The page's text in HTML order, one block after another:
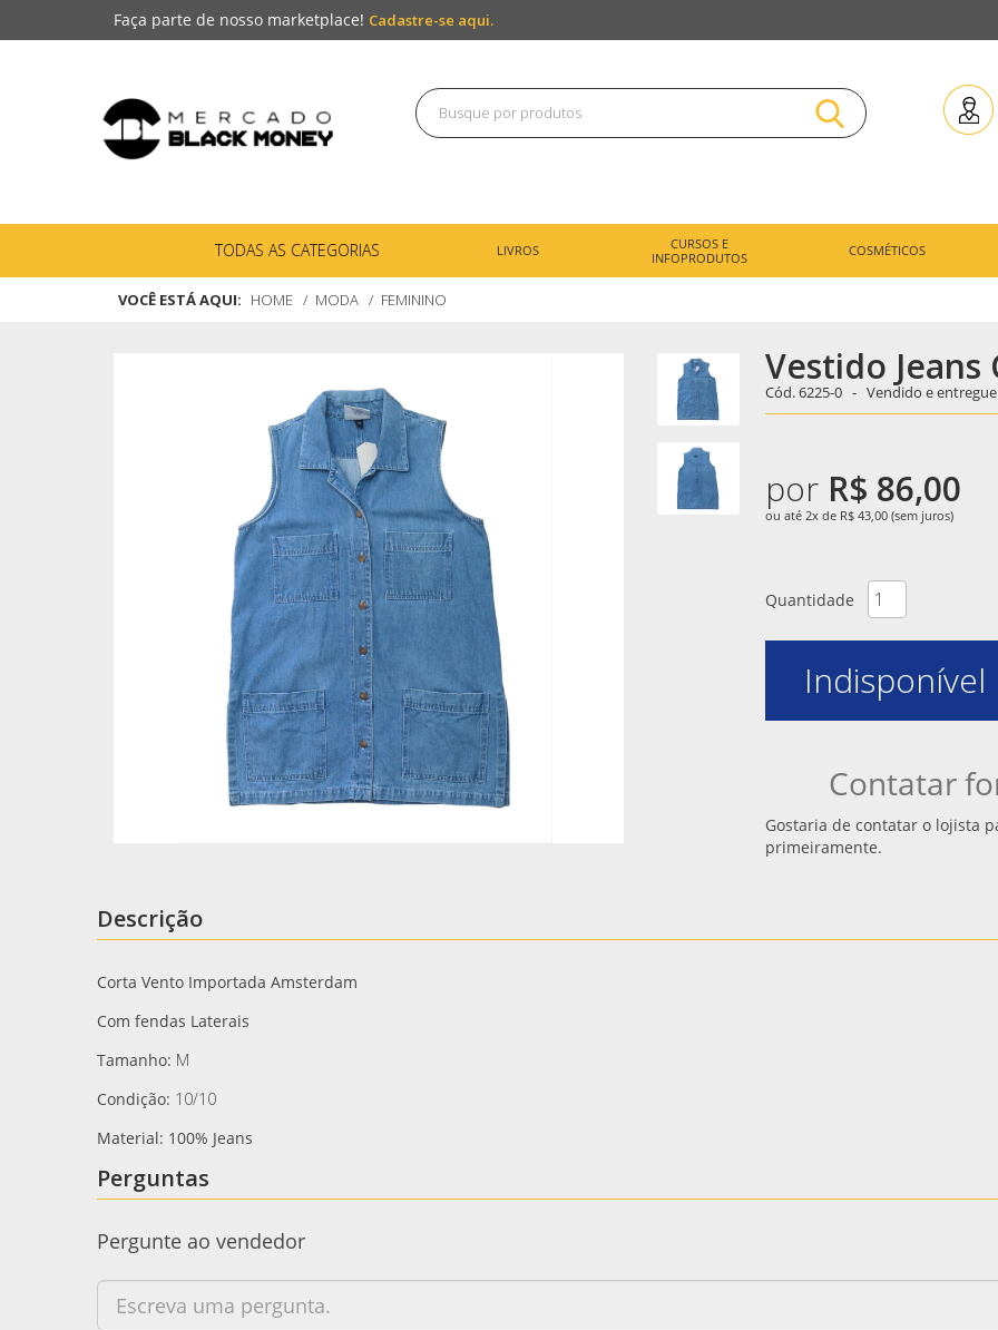
Faça parte de nosso marketplace! Cadastre-se aqui.
TODAS AS CATEGORIAS LIVROS
CURSOS E
INFOPRODUTOS
COSMÉTICOS
VOCÊ ESTÁ AQUI: HOME MODA FEMININO
Vestido Jeans
Cód.6225-0 - Vendido e
por R$ 86,00
ou até 2x de R$ 43,00 (sem juros)
Quantidade
Indisponível
Contatar
Gostaria de contatar o lojista
primeiramente.
Descrição
Corta Vento Importada Amsterdam
Com fendas Laterais
Tamanho: M
Condição: 10/10
Material: 100% Jeans
Perguntas
Pergunte ao vendedor